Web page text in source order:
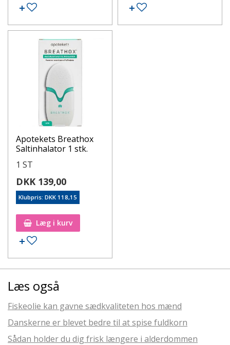
Apotekets Breathox
Saltinhalator 1 stk.
1 ST
DKK 139,00
Klubpris: DKK 118,15
Læg i kurv
Læs også
Fiskeolie kan gavne sædkvaliteten hos mænd
Danskerne er blevet bedre til at spise fuldkorn
Sådan holder du dig frisk længere i alderdommen